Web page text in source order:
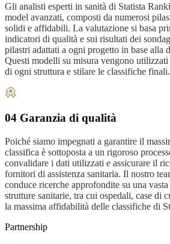
Gli analisti esperti in sanità di Statista
model avanzati, composti da numerosi
solidi e affidabili. La valutazione si basa
indicatori di qualità e sui risultati dei
pilastri adattati a ogni progetto in base alla
Questi modelli su misura vengono
di ogni struttura e stilare le classifiche finali.
04 Garanzia di qualità
Poiché siamo impegnati a garantire il
classifica è sottoposta a un rigoroso
convalidare i dati utilizzati e assicurare il
fornitori di assistenza sanitaria. Il nostro
conduce ricerche approfondite su una
strutture sanitarie, tra cui ospedali, case di
la massima affidabilità delle classifiche di
Partnership